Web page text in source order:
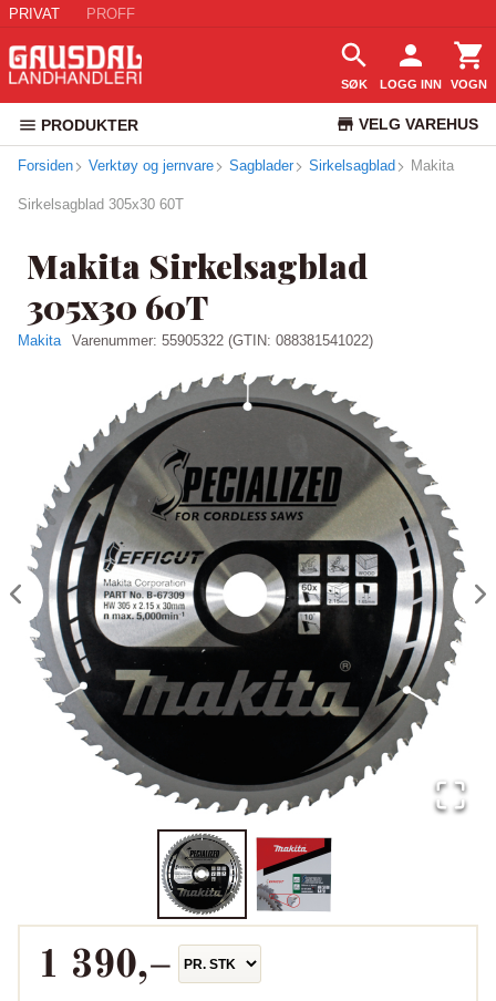
PRIVAT PROFF
SØK LOGG INN VOGN
PRODUKTER VELG VAREHUS
KUNDESERVICE
Forsiden Verktøy og jernvare Sagblader Sirkelsagblad Makita
Sirkelsagblad 305x30 60T
Makita Sirkelsagblad
305x30 60T
Makita Varenummer: 55905322 (GTIN: 088381541022)
1 390,–